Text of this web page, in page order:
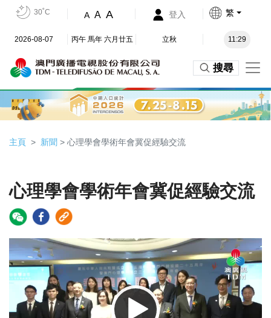
30˚C A A A 登入 繁
2026-08-07 丙午 馬年 六月廿五 立秋 11:29
搜尋
主頁 新聞 > 心理學會學術年會冀促經驗交流
心理學會學術年會冀促經驗交流
Video
Player